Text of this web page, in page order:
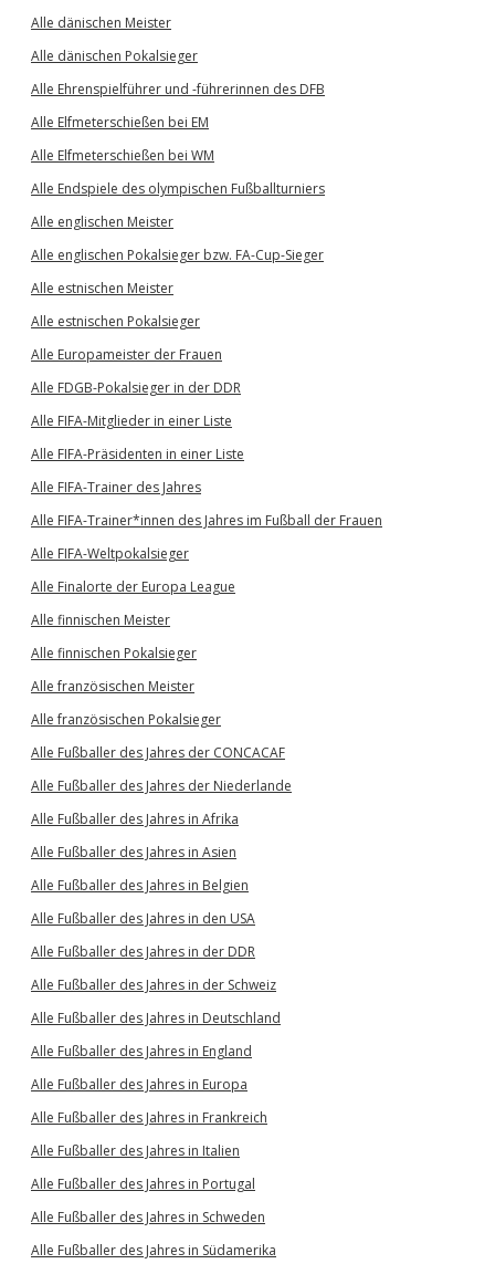
Alle dänischen Meister
Alle dänischen Pokalsieger
Alle Ehrenspielführer und -führerinnen des DFB
Alle Elfmeterschießen bei EM
Alle Elfmeterschießen bei WM
Alle Endspiele des olympischen Fußballturniers
Alle englischen Meister
Alle englischen Pokalsieger bzw. FA-Cup-Sieger
Alle estnischen Meister
Alle estnischen Pokalsieger
Alle Europameister der Frauen
Alle FDGB-Pokalsieger in der DDR
Alle FIFA-Mitglieder in einer Liste
Alle FIFA-Präsidenten in einer Liste
Alle FIFA-Trainer des Jahres
Alle FIFA-Trainer*innen des Jahres im Fußball der Frauen
Alle FIFA-Weltpokalsieger
Alle Finalorte der Europa League
Alle finnischen Meister
Alle finnischen Pokalsieger
Alle französischen Meister
Alle französischen Pokalsieger
Alle Fußballer des Jahres der CONCACAF
Alle Fußballer des Jahres der Niederlande
Alle Fußballer des Jahres in Afrika
Alle Fußballer des Jahres in Asien
Alle Fußballer des Jahres in Belgien
Alle Fußballer des Jahres in den USA
Alle Fußballer des Jahres in der DDR
Alle Fußballer des Jahres in der Schweiz
Alle Fußballer des Jahres in Deutschland
Alle Fußballer des Jahres in England
Alle Fußballer des Jahres in Europa
Alle Fußballer des Jahres in Frankreich
Alle Fußballer des Jahres in Italien
Alle Fußballer des Jahres in Portugal
Alle Fußballer des Jahres in Schweden
Alle Fußballer des Jahres in Südamerika